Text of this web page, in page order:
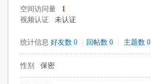
空间访问量
1
视频认证
未认证
统计信息 好友数 0 回帖数 0 主题数 0
性别 保密